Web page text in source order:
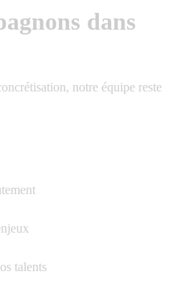
dans
notre équipe reste
talents